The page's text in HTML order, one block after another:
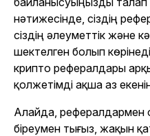
нәтижесінде, сіздің
сіздің әлеуметтік және
шектелген болып
крипто рефералдары
қолжетімді ақша аз
Алайда, рефералдармен
біреумен тығыз, жақын